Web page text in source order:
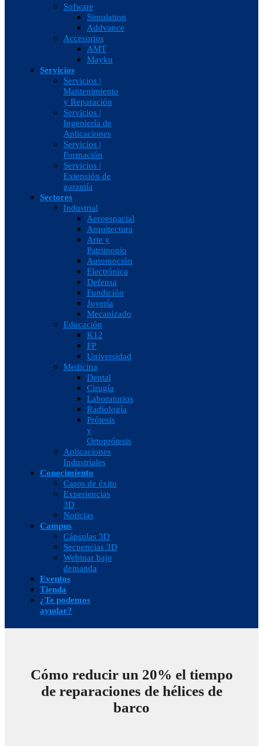
Sofware
Simulation
Addvance
Accesorios
AMT
Mayku
Servicios
Servicios |
Mantenimiento
y Reparación
Servicios |
Ingeniería de
Aplicaciones
Servicios |
Formación
Servicios |
Extensión de
garantía
Sectores
Industrial
Aeroespacial
Arquitectura
Arte y
Patrimonio
Automoción
Electrónica
Defensa
Fundición
Joyería
Mecanizado
Educación
K12
FP
Universidad
Medicina
Dental
Cirugía
Laboratorios
Radiología
Prótesis
y
Ortoprótesis
Aplicaciones
Industriales
Conocimiento
Casos de éxito
Experiencias
3D
Noticias
Campus
Cápsulas 3D
Secuencias 3D
Webinar bajo
demanda
Eventos
Tienda
¿Te podemos
ayudar?
Cómo reducir un 20% el tiempo
de reparaciones de hélices de
barco